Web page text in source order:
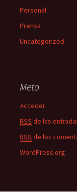
Personal
Prensa
Uncategorized
Meta
Acceder
RSS de las
RSS de los
WordPress.org